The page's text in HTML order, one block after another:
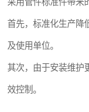
首先，标准化生产降
及使用单位。
其次，由于安装维护
效控制。